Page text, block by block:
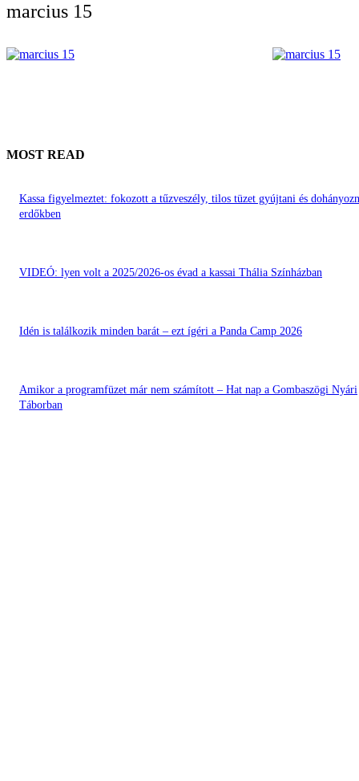
marcius 15
MOST READ
Kassa figyelmeztet: fokozott a tűzveszély, tilos tüzet gyújtani és
erdőkben
VIDEÓ: lyen volt a 2025/2026-os évad a kassai Thália Színházban
Idén is találkozik minden barát – ezt ígéri a Panda Camp 2026
Amikor a programfüzet már nem számított – Hat nap a Gombaszögi Nyári
Táborban